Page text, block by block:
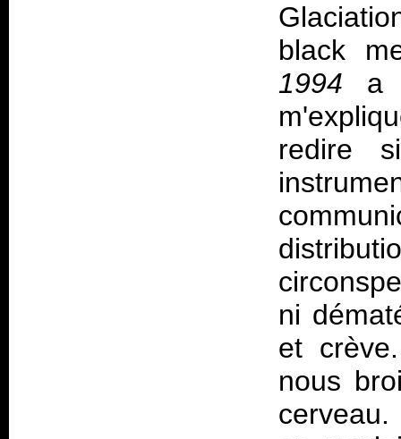
black
1994 a
redire
ni
et
nous